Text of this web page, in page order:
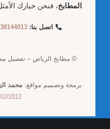
المطابخ، فنحن خيارك
اتصل بنا:
© مطابخ الرياض – تفصيل
برمجة وتصميم مواقع:محمد